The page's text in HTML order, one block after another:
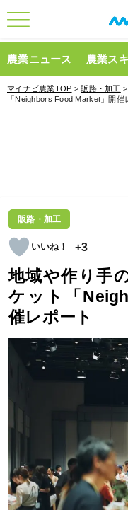
農業ニュース 農業ス
マイナビ農業TOP >販路・加工
「Neighbors Food Market」開催
販路・加工
+3
地域や作り手
ケット「
催レポート